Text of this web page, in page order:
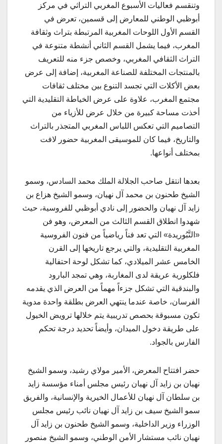
وتنقسم فعاليات الأسبوع المغربي التراثي في مركز
أبوظبي الوطني للمعارض إلى قسمين، تعرض في
القسم الأول اللوحات المغربية المرتبطة بتراث وثقافة
المغرب، فيما يشمل القسم الثاني أنشطة متنوعة في
التراث الثقافي المغربي، وخصص جزء منه للتعريف
بالمنتجات المختلفة للصناعة المغربية، إضافة إلى عرض
بعض الأكلات التي تجسد التنوع بين مختلف ثقافات
مجتمع المغرب، علاوة على عرض الخياطة التقليدية التي
أخذت مساحة كبيرة من خلال عرض للأزياء من
التصاميم التي تعكس اللباس المغربي المتجذر بالتراث
والتاريخ، فيما كان للموسيقى المغربية حضور لافت
بمختلف أنواعها.
بعدها انتقل صاحب الجلالة الملك محمد السادس، وسمو
الشيخ طحنون بن محمد آل نهيان، وسمو الشيخ هزاع بن
زايد آل نهيان والحضور إلى نادي أبوظبي للفروسية، حيث
شهدوا انطلاق القسم الثالث من المعرض، وهو فن
«التَّبُوريدة» التي تعد فناً رياضياً من فنون الفروسية
المغربية التقليدية، والتي يرجع تاريخها إلى القرن
الخامس عشر الميلادي، كما تشكل لوحة احتفالية
فلكلورية عريقة لدى المغاربة، وهي تمجد البارود
والبندقية التي تشكل جزءاً مهماً من العرض الذي يقدمه
الفرسان، خاصة عندما ينتهي العرض بطلقة واحدة مدوية
تكون مسبوقة بحصص تدريبية يتم خلالها ترويض الخيول
على طريقة دخول الميدان، وأيضاً تحديد درجة تحكم
الفارس بالجواد.
حضر افتتاح المعرض، الأمير مولاي رشيد، وسمو الشيخ
نهيان بن زايد آل نهيان رئيس مجلس أمناء مؤسسة زايد
بن سلطان آل نهيان للأعمال الخيرية والإنسانية، والفريق
سمو الشيخ سيف بن زايد آل نهيان نائب رئيس مجلس
الوزراء وزير الداخلية، وسمو الشيخ طحنون بن زايد آل
نهيان نائب مستشار الأمن الوطني، وسمو الشيخ منصور